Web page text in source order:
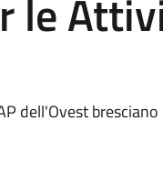
le
dell'Ovest